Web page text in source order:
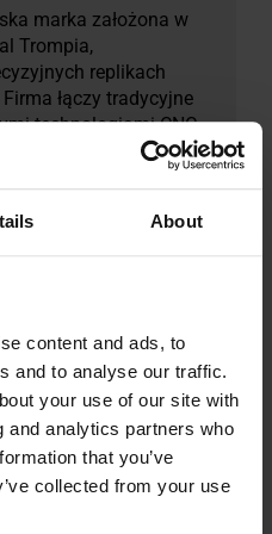
About
content and ads, to
and to analyse our traffic.
your use of our site with
and analytics partners who
that you’ve
collected from your use
marka założona w
Trompia,
replikach
łączy tradycyjne
technologiami CNC,
teksańska czy okres
znajdują się m.in.
oraz legendarny
polowań na bizony.
zdobyła
i
całym świecie.